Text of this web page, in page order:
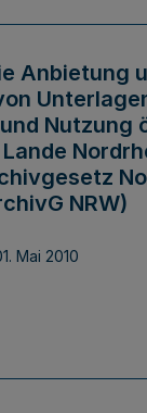
Anbietung
Nutzung
NRW)
Mai 2010